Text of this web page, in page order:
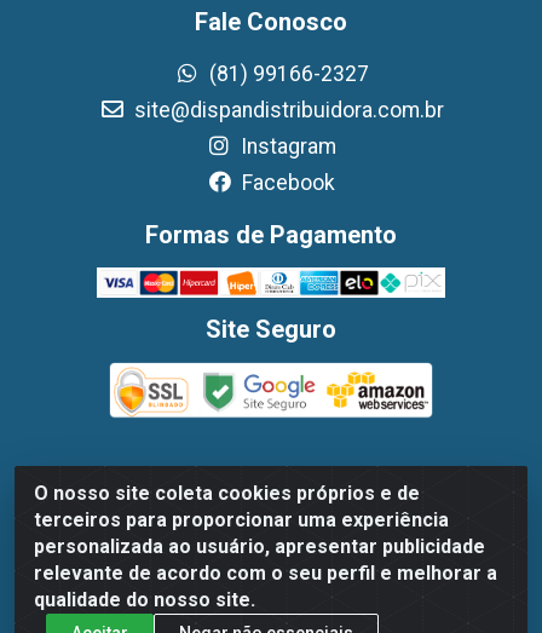
O nosso site coleta cookies próprios e de
terceiros para proporcionar uma experiência
personalizada ao usuário, apresentar publicidade
relevante de acordo com o seu perfil e melhorar a
qualidade do nosso site.
Fale Conosco
(81) 99166-2327
site@dispandistribuidora.com.br
Instagram
Facebook
Formas de Pagamento
Site Seguro
Dispan Distribuidora de Alimentos LTDA - Avenida
Marechal Mascarenhas De Moraes, 1048- Imbiribeira,
Recife/PE - CEP 51.170-000 - CNPJ 30.779.584/0003-78